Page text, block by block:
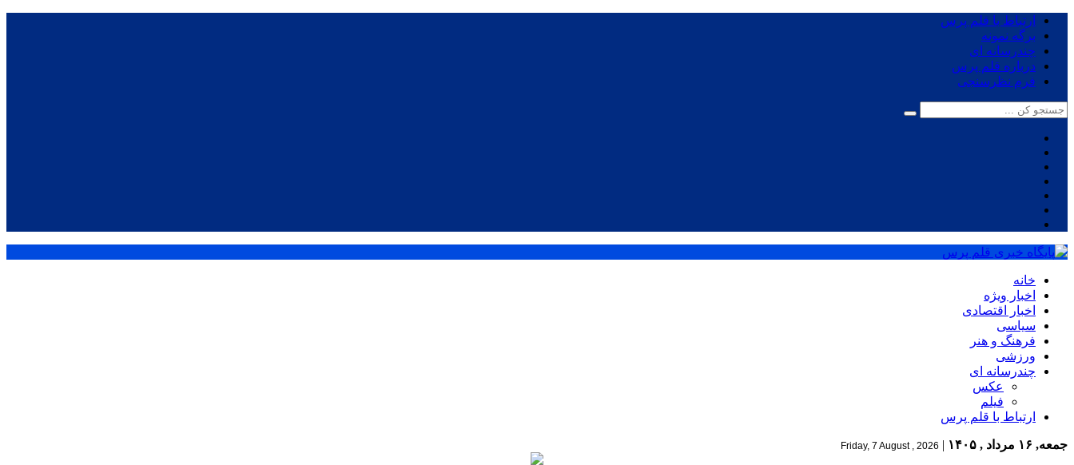
ارتباط با قلم پرس
برگه نمونه
چندرسانه ای
درباره قلم پرس
فرم نظرسنجی
خانه
اخبار ویژه
اخبار اقتصادی
سیاسی
فرهنگ و هنر
ورزشی
چندرسانه ای
عکس
فیلم
ارتباط با قلم پرس
جمعه, ۱۶ مرداد , ۱۴۰۵ |
Friday, 7 August , 2026